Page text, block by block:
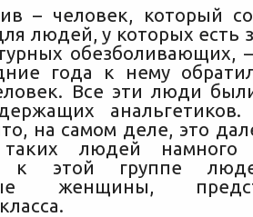
– человек, который
людей, у которых есть
обезболивающих,
года к нему
Все эти люди
на самом деле, это
людей намного
к этой группе
женщины,